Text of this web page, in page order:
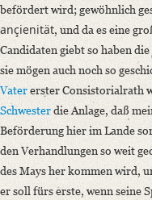
befördert wird; gewöhnlich
ançienität, und da es eine
Candidaten giebt so haben
sie mögen auch noch so
Vatererster Consistorialrath
Schwesterdie Anlage, daß
Beförderung hier im Lande
den Verhandlungen so weit
des Mays her kommen wird,
er soll fürs erste, wenn seine